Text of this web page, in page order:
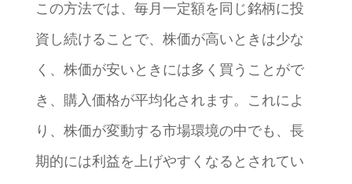
この方法では、毎月一定額を同じ銘柄に投
資し続けることで、株価が高いときは少な
く、株価が安いときには多く買うことがで
き、購入価格が平均化されます。これによ
り、株価が変動する市場環境の中でも、長
期的には利益を上げやすくなるとされてい